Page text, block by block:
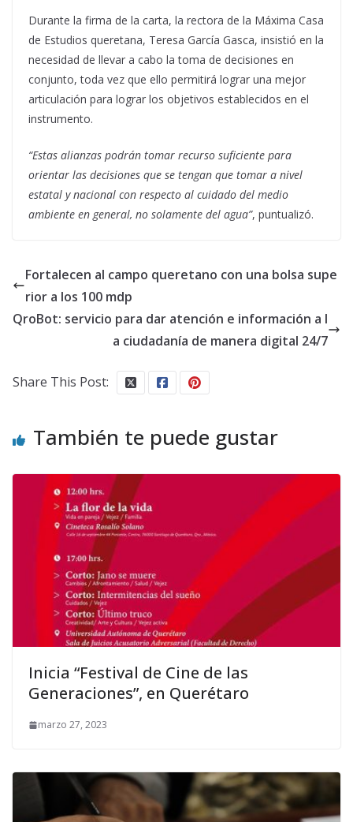
Durante la firma de la carta, la rectora de la Máxima Casa
de Estudios queretana, Teresa García Gasca, insistió en la
necesidad de llevar a cabo la toma de decisiones en
conjunto, toda vez que ello permitirá lograr una mejor
articulación para lograr los objetivos establecidos en el
instrumento.
“Estas alianzas podrán tomar recurso suficiente para
orientar las decisiones que se tengan que tomar a nivel
estatal y nacional con respecto al cuidado del medio
ambiente en general, no solamente del agua”, puntualizó.
Fortalecen al campo queretano con una bolsa supe
rior a los 100 mdp
QroBot: servicio para dar atención e información a l
a ciudadanía de manera digital 24/7
Share This Post:
También te puede gustar
Inicia “Festival de Cine de las
Generaciones”, en Querétaro
marzo 27, 2023